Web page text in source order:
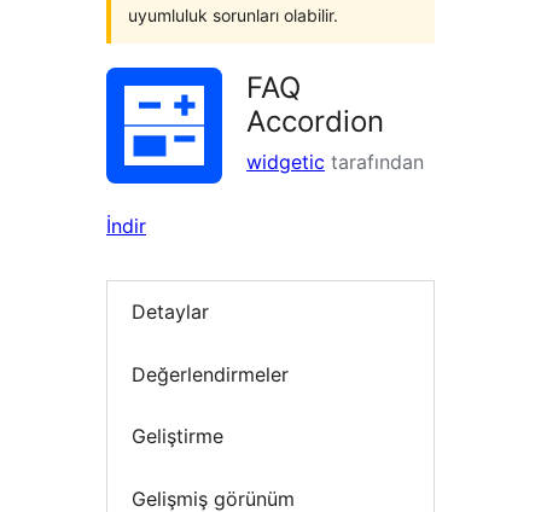
uyumluluk sorunları olabilir.
FAQ
Accordion
widgetic tarafından
İndir
Detaylar
Değerlendirmeler
Geliştirme
Gelişmiş görünüm